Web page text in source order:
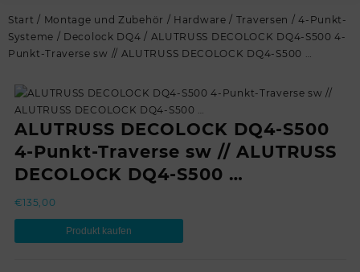
Start / Montage und Zubehör / Hardware / Traversen /4-Punkt-
Systeme / Decolock DQ4 / ALUTRUSS DECOLOCK DQ4-S500 4-
Punkt-Traverse sw // ALUTRUSS DECOLOCK DQ4-S500 …
ALUTRUSS DECOLOCK DQ4-S500
4-Punkt-Traverse sw // ALUTRUSS
DECOLOCK DQ4-S500 …
€135,00
Produkt kaufen